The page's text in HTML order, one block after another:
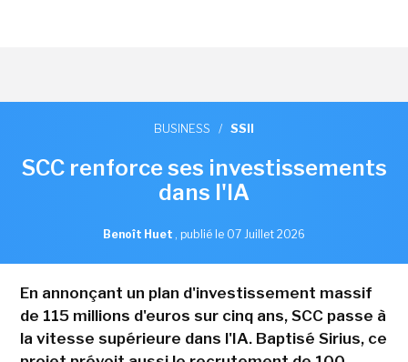
BUSINESS / SSII
SCC renforce ses investissements
dans l'IA
Benoît Huet , publié le 07 Juillet 2026
En annonçant un plan d'investissement massif
de 115 millions d'euros sur cinq ans, SCC passe à
la vitesse supérieure dans l'IA. Baptisé Sirius, ce